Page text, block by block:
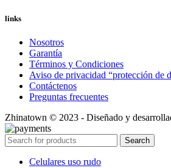
links
Nosotros
Garantía
Términos y Condiciones
Aviso de privacidad “protección de
Contáctenos
Preguntas frecuentes
Zhinatown © 2023 - Diseñado y
Search
Celulares uso rudo